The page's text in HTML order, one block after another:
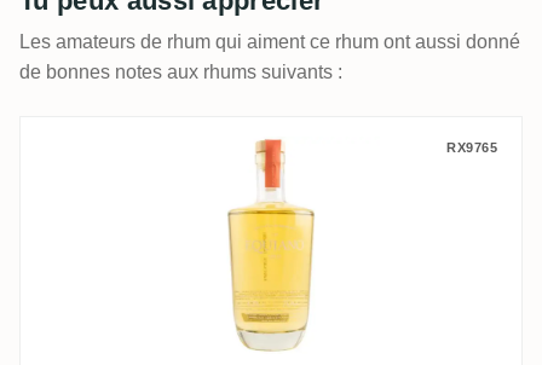
Les amateurs de rhum qui aiment ce rhum ont aussi donné
de bonnes notes aux rhums suivants :
Afro-Caribbean Rum Equiano LightRX9765